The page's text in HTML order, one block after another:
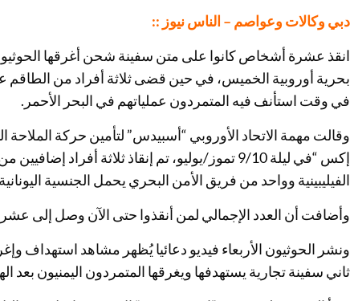
دبي وكالات وعواصم – الناس نيوز ::
انقذ عشرة أشخاص كانوا على متن سفينة شحن أغرقها
في وقت استأنف فيه المتمردون عملياتهم في البحر الأحمر.
وقالت مهمة الاتحاد الأوروبي “أسبيدس” لتأمين حركة
إكس “في ليلة 9/10 تموز/يوليو، تم إنقاذ ثلاثة
الفيليبينية وواحد من فريق الأمن البحري يحمل الجنسية
وأضافت أن العدد الإجمالي لمن أنقذوا حتى الآن وصل إلى
ونشر الحوثيون الأربعاء فيديو دعائيا يُظهر مشاهد استهداف
ثاني سفينة تجارية يستهدفها ويغرقها المتمردون اليمنيون بعد